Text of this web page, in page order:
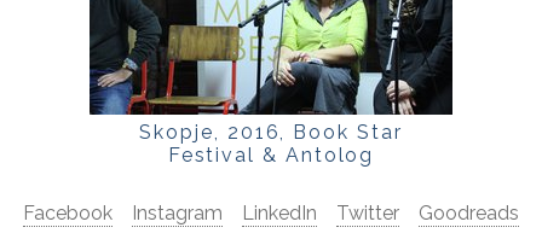
Skopje, 2016, Book Star
Festival & Antolog
Facebook Instagram LinkedIn Twitter Goodreads